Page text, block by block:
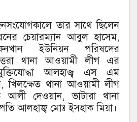
তার সাথে ছিলেন
চেয়ারম্যান আবুল হাসেম,
ইউনিয়ন পরিষদের
থানা আওয়ামী লীগ এর
আলহাজ্ব এস এম
খিলক্ষেত থানা আওয়ামী লীগ
আলী দেওয়ান, ভাটারা থানা
আলহাজ্ব মোঃ ইসহাক মিয়া।